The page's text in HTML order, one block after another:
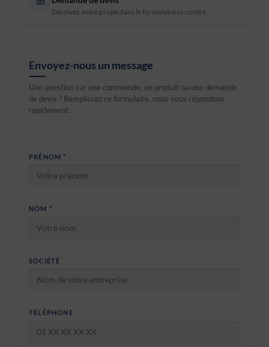
Décrivez votre projet dans le formulaire ci-contre
Envoyez-nous un message
Une question sur une commande, un produit ou une demande
de devis ? Remplissez ce formulaire, nous vous répondons
rapidement.
PRÉNOM *
NOM *
SOCIÉTÉ
TÉLÉPHONE